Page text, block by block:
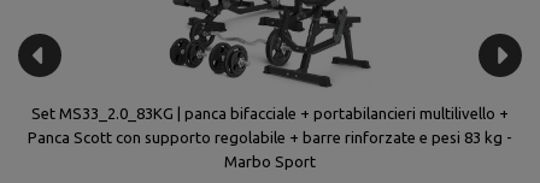
Set MS33_2.0_83KG | panca bifacciale + portabilancieri multilivello +
Panca Scott con supporto regolabile + barre rinforzate e pesi 83 kg -
Marbo Sport